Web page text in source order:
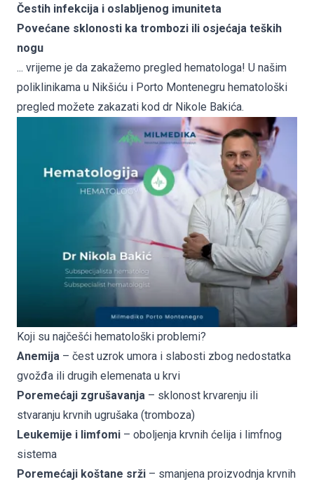
Čestih infekcija i oslabljenog imuniteta
Povećane sklonosti ka trombozi ili osjećaja teških
nogu
... vrijeme je da zakažemo pregled hematologa! U našim
poliklinikama u Nikšiću i Porto Montenegru hematološki
pregled možete zakazati kod dr Nikole Bakića.
Koji su najčešći hematološki problemi?
Anemija – čest uzrok umora i slabosti zbog nedostatka
gvožđa ili drugih elemenata u krvi
Poremećaji zgrušavanja – sklonost krvarenju ili
stvaranju krvnih ugrušaka (tromboza)
Leukemije i limfomi – oboljenja krvnih ćelija i limfnog
sistema
Poremećaji koštane srži – smanjena proizvodnja krvnih